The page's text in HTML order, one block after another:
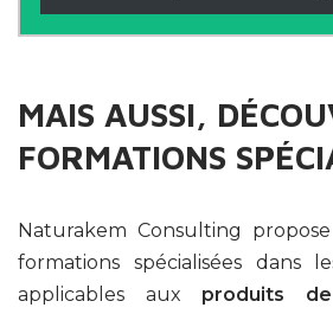
MAIS AUSSI,
FORMATIONS
Naturakem Consulting
formations spécialisées dans
applicables aux produits